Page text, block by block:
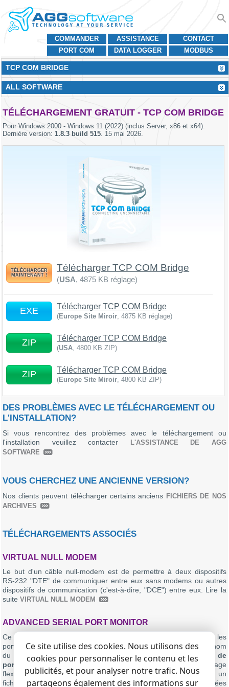
CONTACT
ASSISTANCE
COMMANDER
MODBUS
DATA LOGGER
PORT COM
TCP COM BRIDGE
ALL SOFTWARE
TÉLÉCHARGEMENT GRATUIT - TCP COM BRIDGE
PourWindows 2000 - Windows 11 (2022) (inclus Server, x86 et x64)
Dernière version: 1.8.3 build 515 15 mai 2026
TÉLÉCHARGER
MAINTENANT !
Télécharger TCP COM Bridge
(USA, 4875 KB réglage)
EXE Télécharger TCP COM Bridge
(Europe Site Miroir , 4875 KB réglage)
ZIP Télécharger TCP COM Bridge
(USA , 4800 KB ZIP)
ZIP Télécharger TCP COM Bridge
(Europe Site Miroir , 4800 KB ZIP)
DES PROBLÈMES AVEC LE TÉLÉCHARGEMENT OU
L'INSTALLATION?
Si vous rencontrez des problèmes avec le téléchargement ou
l'installation veuillez contacter
L'ASSISTANCE DE AGG
SOFTWARE
VOUS CHERCHEZ UNE ANCIENNE VERSION?
Nos clients peuvent télécharger certains anciens FICHIERS DE NOS
ARCHIVES
TÉLÉCHARGEMENTS ASSOCIÉS
VIRTUAL NULL MODEM
Le but d'un câble null-modem est de permettre à deux dispositifs
RS-232 "DTE" de communiquer entre eux sans modems ou autres
dispositifs de communication (c'est-à-dire, "DCE") entre eux. Lire la
suiteVIRTUAL NULL MODEM
ADVANCED SERIAL PORT MONITOR
Ce programme vous permet de vérifier le flux de données via les
ports COM d'un ordinateur. Comme vous pouvez le voir dans le nom
du logiciel, cette application peut fonctionner commemoniteur de
port série
. Il prend en charge le mode duplex intégral, le réglage
flexible des paramètres, la sortie des données reçues dans un
fichier, les modes automatique et manuel, la source de données
Ce site utilise des cookies. Nous utilisons des
cookies pour personnaliser le contenu et les
publicités, et pour analyser notre trafic. Nous
partageons également des informations sur